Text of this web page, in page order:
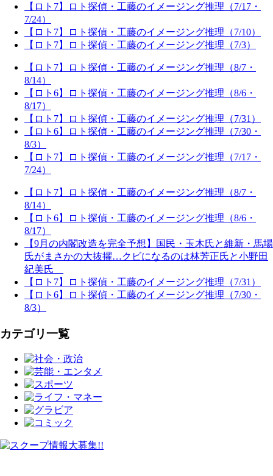
【ロト7】ロト探偵・工藤のイメージング推理（7/17・
7/24）
【ロト7】ロト探偵・工藤のイメージング推理（7/10）
【ロト7】ロト探偵・工藤のイメージング推理（7/3）
【ロト7】ロト探偵・工藤のイメージング推理（8/7・
8/14）
【ロト6】ロト探偵・工藤のイメージング推理（8/6・
8/17）
【ロト7】ロト探偵・工藤のイメージング推理（7/31）
【ロト6】ロト探偵・工藤のイメージング推理（7/30・
8/3）
【ロト7】ロト探偵・工藤のイメージング推理（7/17・
7/24）
【ロト7】ロト探偵・工藤のイメージング推理（8/7・
8/14）
【ロト6】ロト探偵・工藤のイメージング推理（8/6・
8/17）
【9月の内閣改造を完全予想】国民・玉木氏と維新・馬場
氏がまさかの大抜擢…クビになるのは林芳正氏と小野田
紀美氏
【ロト7】ロト探偵・工藤のイメージング推理（7/31）
【ロト6】ロト探偵・工藤のイメージング推理（7/30・
8/3）
カテゴリ一覧